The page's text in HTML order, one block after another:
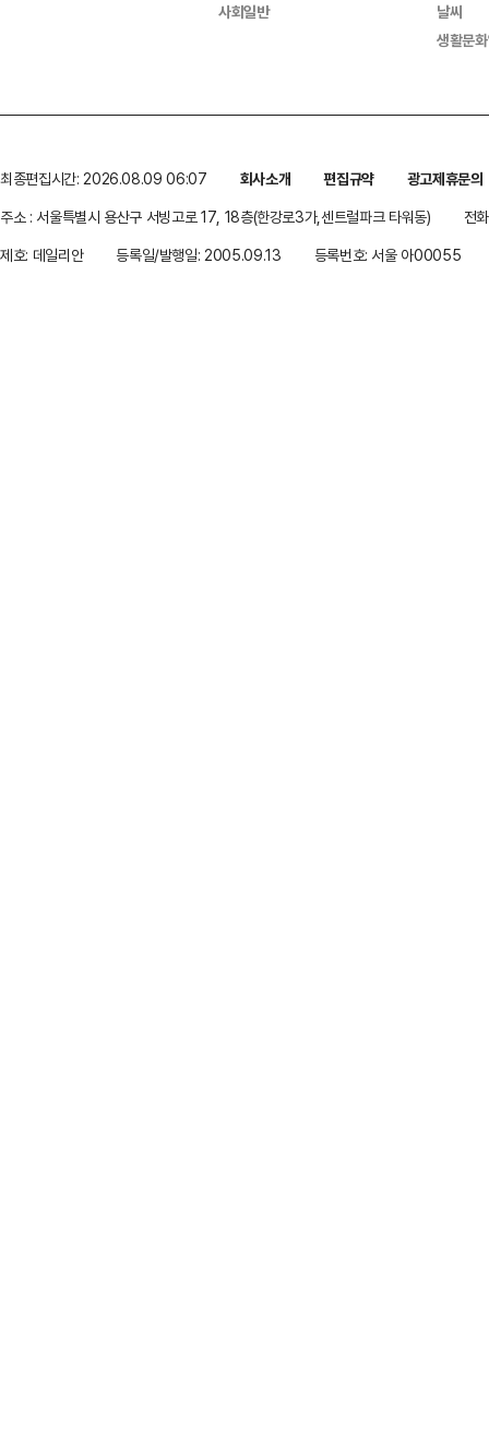
사회일반
날씨
생활문
최종편집시간: 2026.08.09 06:07 회사소개 편집규약
광고제휴문의
주소 : 서울특별시 용산구 서빙고로 17, 18층(한강로3가,센트럴파크 타워동)
전
제호: 데일리안
등록일/발행일: 2005.09.13 등록번호: 서울 아00055